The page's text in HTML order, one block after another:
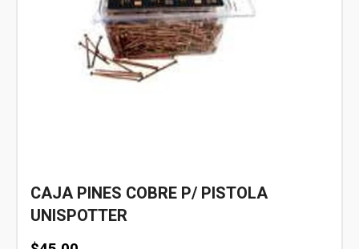
CAJA PINES COBRE P/ PISTOLA
UNISPOTTER